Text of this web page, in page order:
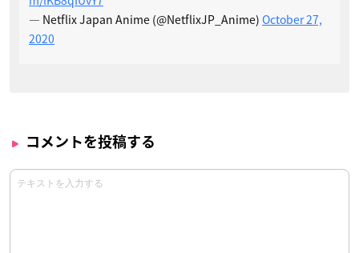
— Netflix Japan Anime (@NetflixJP_Anime) October 27,
2020
コメントを投稿する